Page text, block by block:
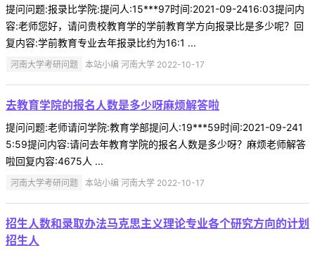
提问问题:报录比学院:提问人:15***97时间:2021-09-2416:03提问内
容:老师您好，请问贵校教育学的学前教育学方向报录比是多少呢？回
复内容:学前教育专业去年报录比约为16:1 ...
河南大学考研问题 本站小编 河南大学 2022-10-17
去教育学院的报名人数是多少呀麻烦解答啦
提问问题:老师请问学院:教育学部提问人:19***59时间:2021-09-241
5:59提问内容:请问去年教育学院的报名人数是多少呀？麻烦老师解答
啦回复内容:4675人 ...
河南大学考研问题 本站小编 河南大学 2022-10-17
招生人数和录取办法马克思主义理论专业各个研究方向的计划
招生人